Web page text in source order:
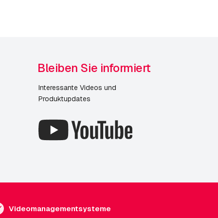
Bleiben Sie informiert
Interessante Videos und
Produktupdates
Videomanagementsysteme